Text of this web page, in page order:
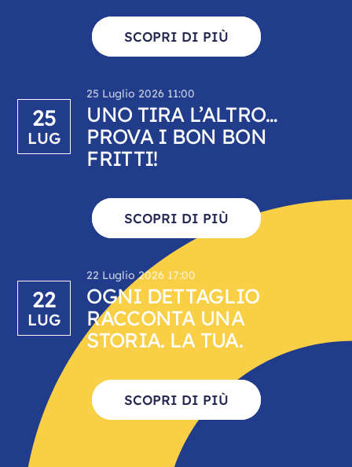
SCOPRI DI PIÙ
25
LUG
25 Luglio 2026 11:00
UNO TIRA L’ALTRO…
PROVA I BON BON
FRITTI!
SCOPRI DI PIÙ
22
LUG
22 Luglio 2026 17:00
OGNI DETTAGLIO
RACCONTA UNA
STORIA. LA TUA.
SCOPRI DI PIÙ